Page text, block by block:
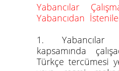
Yabancılar
Yabancıdan
1. Yabancılar
kapsamında
Türkçe tercümesi